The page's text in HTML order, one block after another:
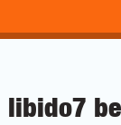
libido7